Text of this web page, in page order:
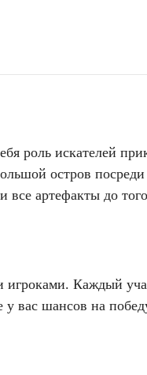
роль искателей
остров
артефакты до
игроками. Каждый
вас шансов на